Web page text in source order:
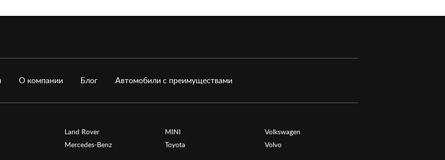
О компании Блог Автомобили с преимуществами
Land Rover
Mercedes-Benz
MINI
Toyota
Volkswagen
Volvo